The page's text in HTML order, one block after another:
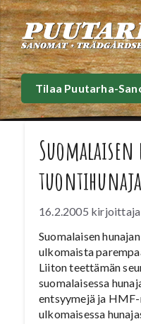
Siirry
sisältöön
Tilaa Puutarha-
16.2.2005 kirjoittaja
Suomalaisen
ulkomaista
Liiton teettämän
suomalaisessa
entsyymejä ja
ulkomaisessa